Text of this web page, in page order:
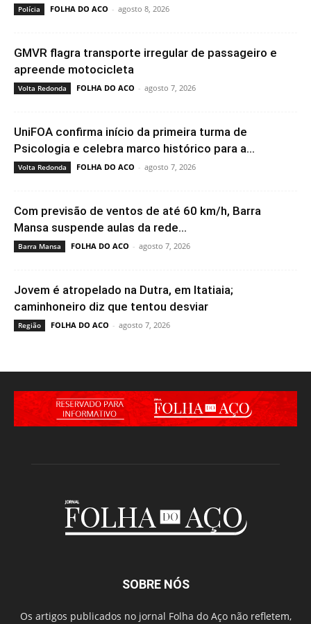
Polícia FOLHA DO ACO - agosto 8, 2026
GMVR flagra transporte irregular de passageiro e
apreende motocicleta
Volta Redonda FOLHA DO ACO - agosto 7, 2026
UniFOA confirma início da primeira turma de
Psicologia e celebra marco histórico para a...
Volta Redonda FOLHA DO ACO - agosto 7, 2026
Com previsão de ventos de até 60 km/h, Barra
Mansa suspende aulas da rede...
Barra Mansa FOLHA DO ACO - agosto 7, 2026
Jovem é atropelado na Dutra, em Itatiaia;
caminhoneiro diz que tentou desviar
Região FOLHA DO ACO - agosto 7, 2026
SOBRE NÓS
Os artigos publicados no jornal Folha do Aço não refletem,